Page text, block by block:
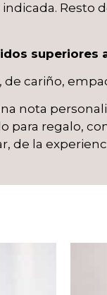
Resto
superiores
de cariño,
nota
para regalo,
de la